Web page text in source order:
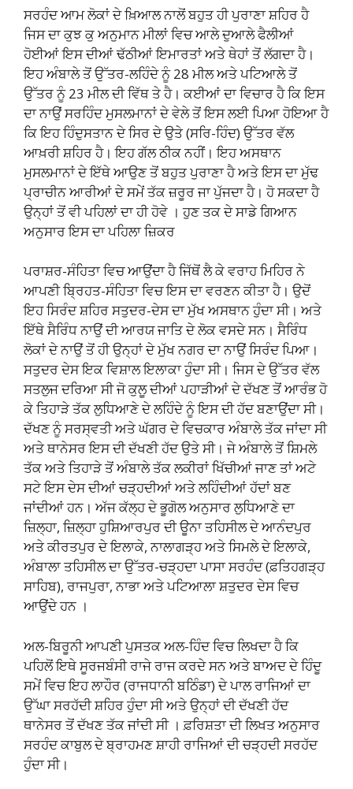
ਸਰਹੰਦ ਆਮ ਲੋਕਾਂ ਦੇ ਖ਼ਿਆਲ ਨਾਲੋਂ ਬਹੁਤ ਹੀ ਪੁਰਾਣਾ ਸ਼ਹਿਰ ਹੈ
ਜਿਸ ਦਾ ਕੁਝ ਕੁ ਅਨੁਮਾਨ ਮੀਲਾਂ ਵਿਚ ਆਲੇ ਦੁਆਲੇ ਫੈਲੀਆਂ
ਹੋਈਆਂ ਇਸ ਦੀਆਂ ਢੱਠੀਆਂ ਇਮਾਰਤਾਂ ਅਤੇ ਥੇਹਾਂ ਤੋਂ ਲੱਗਦਾ ਹੈ।
ਇਹ ਅੰਬਾਲੇ ਤੋਂ ਉੱਤਰ-ਲਹਿੰਦੇ ਨੂੰ 28 ਮੀਲ ਅਤੇ ਪਟਿਆਲੇ ਤੋਂ
ਉੱਤਰ ਨੂੰ 23 ਮੀਲ ਦੀ ਵਿੱਥ ਤੇ ਹੈ। ਕਈਆਂ ਦਾ ਵਿਚਾਰ ਹੈ ਕਿ ਇਸ
ਦਾ ਨਾਉਂ ਸਰਹਿੰਦ ਮੁਸਲਮਾਨਾਂ ਦੇ ਵੇਲੇ ਤੋਂ ਇਸ ਲਈ ਪਿਆ ਹੋਇਆ ਹੈ
ਕਿ ਇਹ ਹਿੰਦੁਸਤਾਨ ਦੇ ਸਿਰ ਦੇ ਉਤੇ (ਸਰਿ-ਹਿੰਦ) ਉੱਤਰ ਵੱਲ
ਆਖ਼ਰੀ ਸ਼ਹਿਰ ਹੈ। ਇਹ ਗੱਲ ਠੀਕ ਨਹੀਂ। ਇਹ ਅਸਥਾਨ
ਮੁਸਲਮਾਨਾਂ ਦੇ ਇੱਥੇ ਆਉਣ ਤੋਂ ਬਹੁਤ ਪੁਰਾਣਾ ਹੈ ਅਤੇ ਇਸ ਦਾ ਮੁੱਢ
ਪ੍ਰਾਚੀਨ ਆਰੀਆਂ ਦੇ ਸਮੇਂ ਤੱਕ ਜ਼ਰੂਰ ਜਾ ਪੁੱਜਦਾ ਹੈ। ਹੋ ਸਕਦਾ ਹੈ
ਉਨ੍ਹਾਂ ਤੋਂ ਵੀ ਪਹਿਲਾਂ ਦਾ ਹੀ ਹੋਵੇ । ਹੁਣ ਤਕ ਦੇ ਸਾਡੇ ਗਿਆਨ
ਅਨੁਸਾਰ ਇਸ ਦਾ ਪਹਿਲਾ ਜ਼ਿਕਰ
ਪਰਾਸ਼ਰ-ਸੰਹਿਤਾ ਵਿਚ ਆਉਂਦਾ ਹੈ ਜਿੱਥੋਂ ਲੈ ਕੇ ਵਰਾਹ ਮਿਹਿਰ ਨੇ
ਆਪਣੀ ਬ੍ਰਿਹਤ-ਸੰਹਿਤਾ ਵਿਚ ਇਸ ਦਾ ਵਰਣਨ ਕੀਤਾ ਹੈ। ਉਦੋਂ
ਇਹ ਸਿਰੰਦ ਸ਼ਹਿਰ ਸਤੁਦਰ-ਦੇਸ ਦਾ ਮੁੱਖ ਅਸਥਾਨ ਹੁੰਦਾ ਸੀ। ਅਤੇ
ਇੱਥੇ ਸੈਰਿੰਧ ਨਾਉਂ ਦੀ ਆਰਯ ਜਾਤਿ ਦੇ ਲੋਕ ਵਸਦੇ ਸਨ। ਸੈਰਿੰਧ
ਲੋਕਾਂ ਦੇ ਨਾਉਂ ਤੋਂ ਹੀ ਉਨ੍ਹਾਂ ਦੇ ਮੁੱਖ ਨਗਰ ਦਾ ਨਾਉਂ ਸਿਰੰਦ ਪਿਆ।
ਸਤੁਦਰ ਦੇਸ ਇਕ ਵਿਸ਼ਾਲ ਇਲਾਕਾ ਹੁੰਦਾ ਸੀ। ਜਿਸ ਦੇ ਉੱਤਰ ਵੱਲ
ਸਤਲੁਜ ਦਰਿਆ ਸੀ ਜੋ ਕੁਲੂ ਦੀਆਂ ਪਹਾੜੀਆਂ ਦੇ ਦੱਖਣ ਤੋਂ ਆਰੰਭ ਹੋ
ਕੇ ਤਿਹਾੜੇ ਤੱਕ ਲੁਧਿਆਣੇ ਦੇ ਲਹਿੰਦੇ ਨੂੰ ਇਸ ਦੀ ਹੱਦ ਬਣਾਉਂਦਾ ਸੀ।
ਦੱਖਣ ਨੂੰ ਸਰਸ੍ਵਤੀ ਅਤੇ ਘੱਗਰ ਦੇ ਵਿਚਕਾਰ ਅੰਬਾਲੇ ਤੱਕ ਜਾਂਦਾ ਸੀ
ਅਤੇ ਥਾਨੇਸਰ ਇਸ ਦੀ ਦੱਖਣੀ ਹੱਦ ਉਤੇ ਸੀ। ਜੇ ਅੰਬਾਲੇ ਤੋਂ ਸ਼ਿਮਲੇ
ਤੱਕ ਅਤੇ ਤਿਹਾੜੇ ਤੋਂ ਅੰਬਾਲੇ ਤੱਕ ਲਕੀਰਾਂ ਖਿੱਚੀਆਂ ਜਾਣ ਤਾਂ ਅਟੇ
ਸਟੇ ਇਸ ਦੇਸ ਦੀਆਂ ਚੜ੍ਹਦੀਆਂ ਅਤੇ ਲਹਿੰਦੀਆਂ ਹੱਦਾਂ ਬਣ
ਜਾਂਦੀਆਂ ਹਨ। ਅੱਜ ਕੱਲ੍ਹ ਦੇ ਭੂਗੋਲ ਅਨੁਸਾਰ ਲੁਧਿਆਣੇ ਦਾ
ਜ਼ਿਲ੍ਹਾ, ਜ਼ਿਲ੍ਹਾ ਹੁਸ਼ਿਆਰਪੁਰ ਦੀ ਊਨਾ ਤਹਿਸੀਲ ਦੇ ਆਨੰਦਪੁਰ
ਅਤੇ ਕੀਰਤਪੁਰ ਦੇ ਇਲਾਕੇ, ਨਾਲਾਗੜ੍ਹ ਅਤੇ ਸਿਮਲੇ ਦੇ ਇਲਾਕੇ,
ਅੰਬਾਲਾ ਤਹਿਸੀਲ ਦਾ ਉੱਤਰ-ਚੜ੍ਹਦਾ ਪਾਸਾ ਸਰਹੰਦ (ਫ਼ਤਿਹਗੜ੍ਹ
ਸਾਹਿਬ), ਰਾਜਪੁਰਾ, ਨਾਭਾ ਅਤੇ ਪਟਿਆਲਾ ਸ਼ਤੁਦਰ ਦੇਸ ਵਿਚ
ਆਉਂਦੇ ਹਨ ।
ਅਲ-ਬਿਰੂਨੀ ਆਪਣੀ ਪੁਸਤਕ ਅਲ-ਹਿੰਦ ਵਿਚ ਲਿਖਦਾ ਹੈ ਕਿ
ਪਹਿਲੋਂ ਇਥੇ ਸੂਰਜਬੰਸੀ ਰਾਜੇ ਰਾਜ ਕਰਦੇ ਸਨ ਅਤੇ ਬਾਅਦ ਦੇ ਹਿੰਦੂ
ਸਮੇਂ ਵਿਚ ਇਹ ਲਾਹੌਰ (ਰਾਜਧਾਨੀ ਬਠਿੰਡਾ) ਦੇ ਪਾਲ ਰਾਜਿਆਂ ਦਾ
ਉੱਘਾ ਸਰਹੱਦੀ ਸ਼ਹਿਰ ਹੁੰਦਾ ਸੀ ਅਤੇ ਉਨ੍ਹਾਂ ਦੀ ਦੱਖਣੀ ਹੱਦ
ਥਾਨੇਸਰ ਤੋਂ ਦੱਖਣ ਤੱਕ ਜਾਂਦੀ ਸੀ । ਫ਼ਰਿਸ਼ਤਾ ਦੀ ਲਿਖਤ ਅਨੁਸਾਰ
ਸਰਹੰਦ ਕਾਬੁਲ ਦੇ ਬ੍ਰਾਹਮਣ ਸ਼ਾਹੀ ਰਾਜਿਆਂ ਦੀ ਚੜ੍ਹਦੀ ਸਰਹੱਦ
ਹੁੰਦਾ ਸੀ।